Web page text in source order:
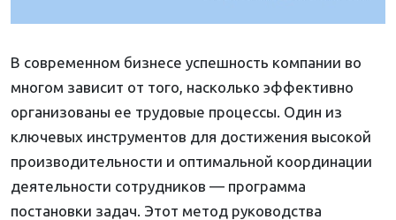
В современном бизнесе успешность компании во
многом зависит от того, насколько эффективно
организованы ее трудовые процессы. Один из
ключевых инструментов для достижения высокой
производительности и оптимальной координации
деятельности сотрудников — программа
постановки задач. Этот метод руководства